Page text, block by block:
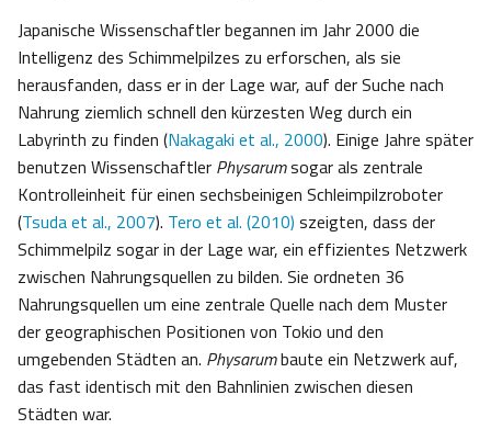
Japanische Wissenschaftler begannen im Jahr 2000 die
Intelligenz des Schimmelpilzes zu erforschen, als sie
herausfanden, dass er in der Lage war, auf der Suche nach
Nahrung ziemlich schnell den kürzesten Weg durch ein
Labyrinth zu finden (Nakagaki et al., 2000). Einige Jahre später
benutzen Wissenschaftler Physarumsogar als zentrale
Kontrolleinheit für einen sechsbeinigen Schleimpilzroboter
(Tsuda et al., 2007). Tero et al. (2010) szeigten, dass der
Schimmelpilz sogar in der Lage war, ein effizientes Netzwerk
zwischen Nahrungsquellen zu bilden. Sie ordneten 36
Nahrungsquellen um eine zentrale Quelle nach dem Muster
der geographischen Positionen von Tokio und den
umgebenden Städten an. Physarumbaute ein Netzwerk auf,
das fast identisch mit den Bahnlinien zwischen diesen
Städten war.